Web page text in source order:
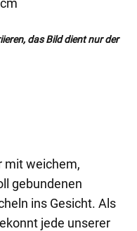
das Bild dient nur der
mit weichem,
gebundenen
ins Gesicht. Als
jede unserer